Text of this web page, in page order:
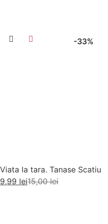
-33%
Viata la tara. Tanase Scatiu
15,00lei
9,99 lei